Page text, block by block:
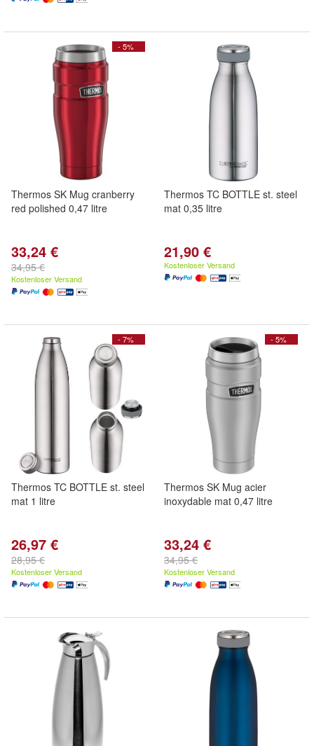
- 5%
Thermos SK Mug cranberry
red polished 0,47 litre
33,24 €
34,95 €
Kostenloser Versand
Thermos TC BOTTLE st. steel
mat 0,35 litre
21,90 €
Kostenloser Versand
- 7%
Thermos TC BOTTLE st. steel
mat 1 litre
26,97 €
28,95 €
Kostenloser Versand
- 5%
Thermos SK Mug acier
inoxydable mat 0,47 litre
33,24 €
34,95 €
Kostenloser Versand